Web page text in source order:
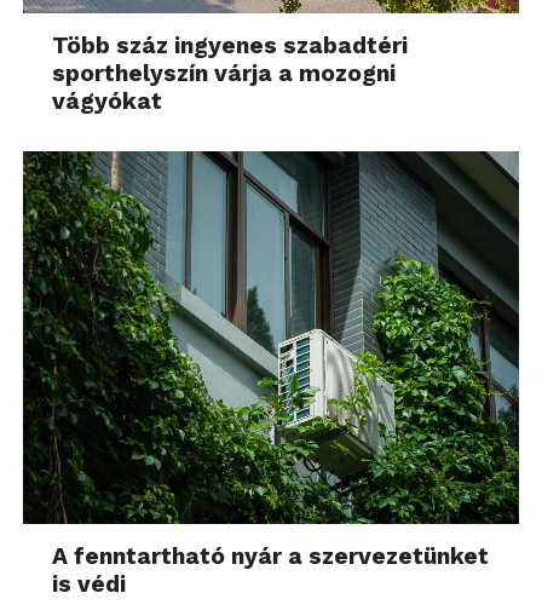
Több száz ingyenes szabadtéri
sporthelyszín várja a mozogni
vágyókat
A fenntartható nyár a szervezetünket
is védi